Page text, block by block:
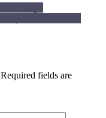
Required fields are